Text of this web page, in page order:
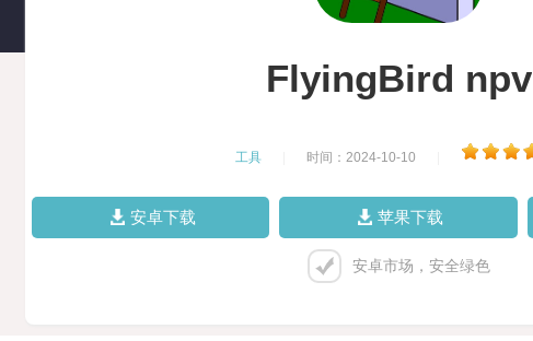
FlyingBird npv
工具 时间：2024-10-10
安卓下载 苹果下载
安卓市场，安全绿色